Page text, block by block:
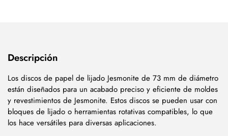
Descripción
Los discos de papel de lijado Jesmonite de 73 mm de diámetro
están diseñados para un acabado preciso y eficiente de moldes
y revestimientos de Jesmonite. Estos discos se pueden usar con
bloques de lijado o herramientas rotativas compatibles, lo que
los hace versátiles para diversas aplicaciones.